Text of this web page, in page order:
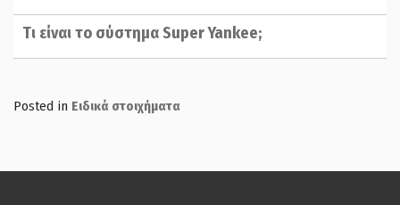
Tι είναι το σύστημα Super Yankee;
Posted in Ειδικά στοιχήματα